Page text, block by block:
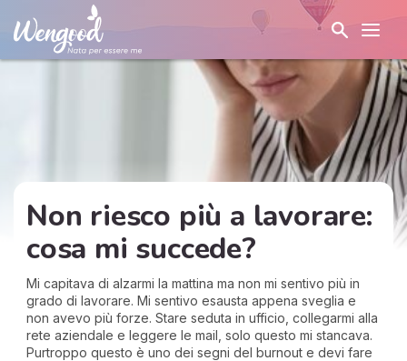
Non riesco più a lavorare:
cosa mi succede?
Mi capitava di alzarmi la mattina ma non mi sentivo più in
grado di lavorare. Mi sentivo esausta appena sveglia e
non avevo più forze. Stare seduta in ufficio, collegarmi alla
rete aziendale e leggere le mail, solo questo mi stancava.
Purtroppo questo è uno dei segni del burnout e devi fare